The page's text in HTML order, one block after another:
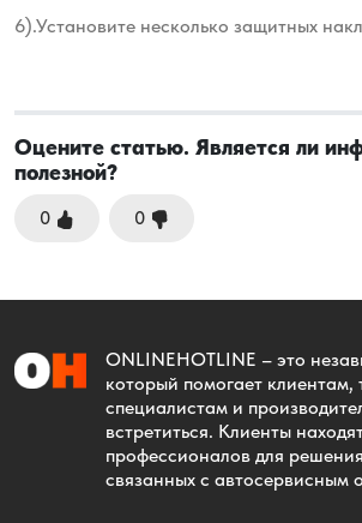
6).Установите несколько защитных
Оцените статью. Является ли
полезной?
0 0
ONLINEHOTLINE – это
который помогает клиентам,
специалистам и
встретиться. Клиенты
профессионалов для
связанных с автосервисным